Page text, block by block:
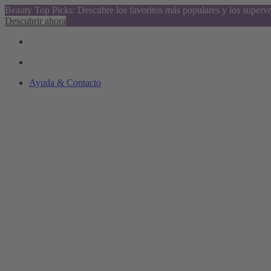
Beauty Top Picks: Descubre los favoritos más populares y los
Descubrir ahora
Ayuda & Contacto